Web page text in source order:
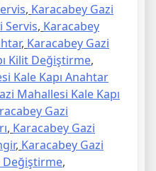
, Karacabey Gazi
Servis, Karacabey
, Karacabey Gazi
Kilit Değiştirme,
Kale Kapı Anahtar
Mahallesi Kale Kapı
Gazi
, Karacabey Gazi
, Karacabey Gazi
Değiştirme,